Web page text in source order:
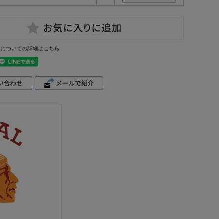
ついての詳細はこちら